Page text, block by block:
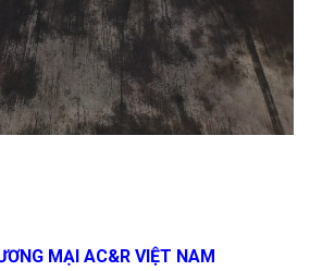
MẠI AC&R VIỆT NAM